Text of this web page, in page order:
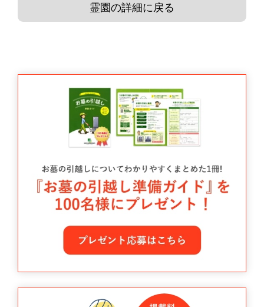
霊園の詳細に戻る